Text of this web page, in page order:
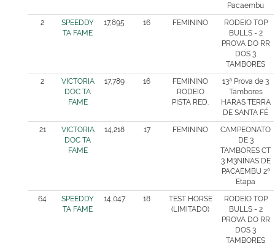
Pacaembu
2
SPEEDDY
TA FAME
17,895 16 FEMININO
RODEIO TOP
BULLS - 2
PROVA DO RR
DOS 3
TAMBORES
2
VICTORIA
DOC TA
FAME
17,789 16
FEMININO
RODEIO
PISTA RED.
13ª Prova de 3
Tambores
HARAS TERRA
DE SANTA FÉ
21
VICTORIA
DOC TA
FAME
14,218 17 FEMININO
CAMPEONATO
DE 3
TAMBORES CT
3 M3NINAS DE
PACAEMBU 2º
Etapa
64
SPEEDDY
TA FAME
14,047 18
TEST HORSE
(LIMITADO)
RODEIO TOP
BULLS - 2
PROVA DO RR
DOS 3
TAMBORES